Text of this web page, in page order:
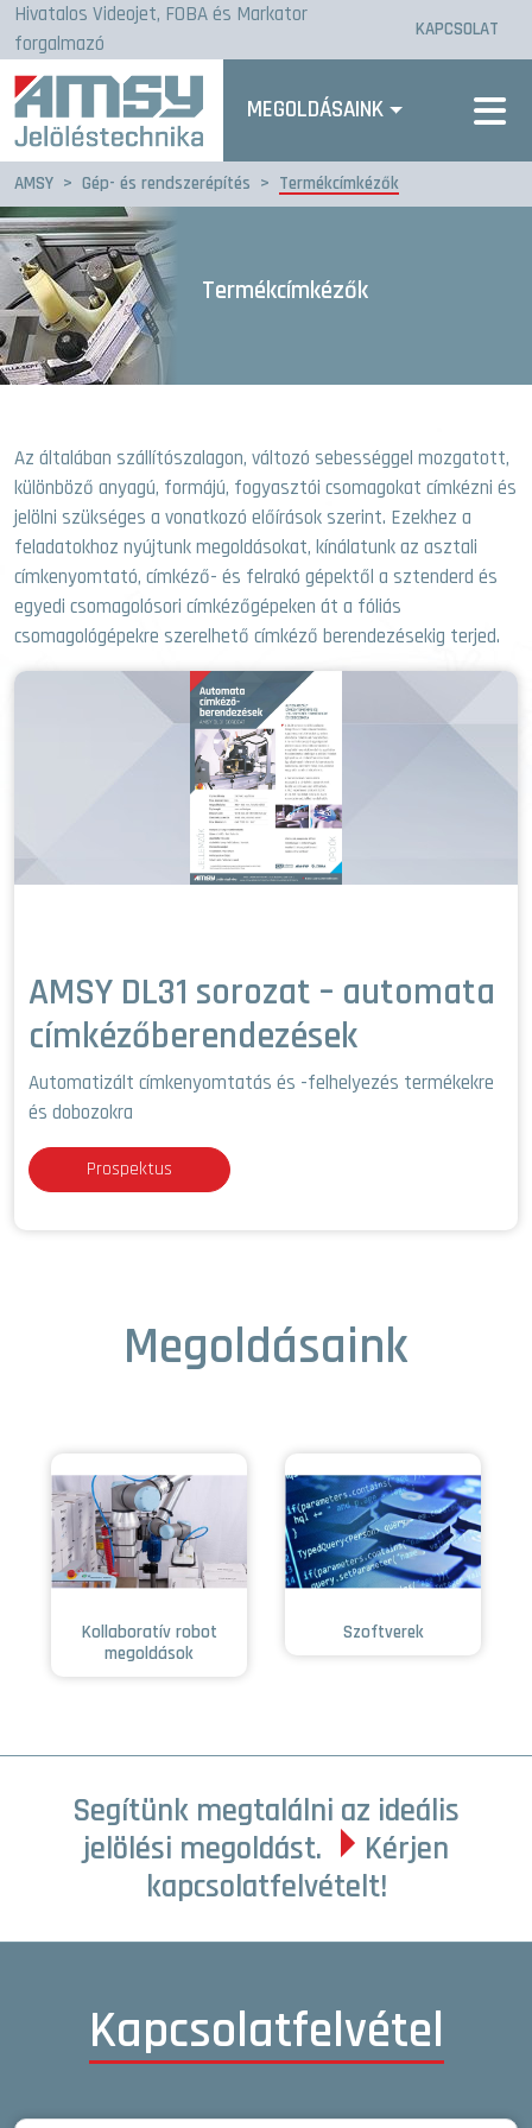
Hivatalos Videojet, FOBA és Markator
forgalmazó
KAPCSOLAT
MEGOLDÁSAINK
AMSY > Gép- és rendszerépítés > Termékcímkézők
Termékcímkézők
Az általában szállítószalagon, változó sebességgel mozgatott,
különböző anyagú, formájú, fogyasztói csomagokat címkézni és
jelölni szükséges a vonatkozó előírások szerint. Ezekhez a
feladatokhoz nyújtunk megoldásokat, kínálatunk az asztali
címkenyomtató, címkéző- és felrakó gépektől a sztenderd és
egyedi csomagolósori címkézőgépeken át a fóliás
csomagológépekre szerelhető címkéző berendezésekig terjed.
AMSY DL31 sorozat – automata
címkézőberendezések
Automatizált címkenyomtatás és -felhelyezés termékekre
és dobozokra
Prospektus
Megoldásaink
Kollaboratív robot
megoldások
Szoftverek
Segítünk megtalálni az ideális
jelölési megoldást.
Kérjen
kapcsolatfelvételt!
Kapcsolatfelvétel